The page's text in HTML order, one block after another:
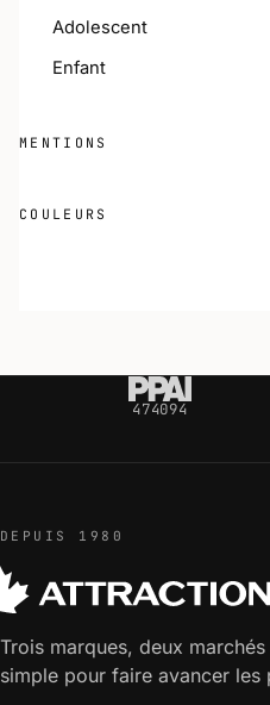
Adolescent
Enfant
MENTIONS
COULEURS
474094
DEPUIS 1980
Trois marques, deux
simple pour faire avancer les